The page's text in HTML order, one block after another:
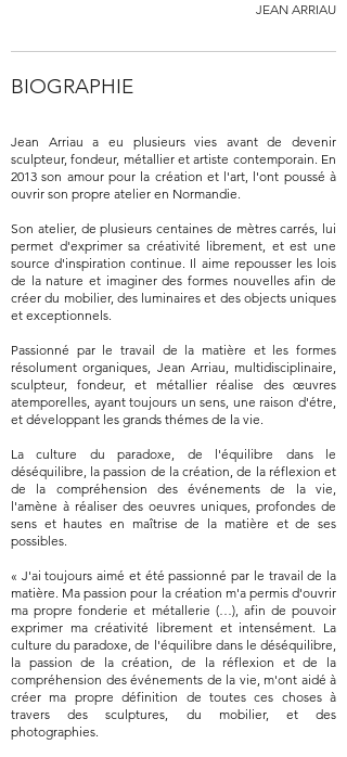
JEAN ARRIAU
BIOGRAPHIE
Jean Arriau a eu plusieurs vies avant de devenir
sculpteur, fondeur, métallier et artiste contemporain. En
2013 son amour pour la création et l'art, l'ont poussé à
ouvrir son propre atelier en Normandie.
Son atelier, de plusieurs centaines de mètres carrés, lui
permet d'exprimer sa créativité librement, et est une
source d'inspiration continue. Il aime repousser les lois
de la nature et imaginer des formes nouvelles afin de
créer du mobilier, des luminaires et des objects uniques
et exceptionnels.
Passionné par le travail de la matière et les formes
résolument organiques, Jean Arriau, multidisciplinaire,
sculpteur, fondeur, et métallier réalise des œuvres
atemporelles, ayant toujours un sens, une raison d'étre,
et développant les grands thémes de la vie.
La culture du paradoxe, de l'équilibre dans le
déséquilibre, la passion de la création, de la réflexion et
de la compréhension des événements de la vie,
l'amène à réaliser des oeuvres uniques, profondes de
sens et hautes en maîtrise de la matière et de ses
possibles.
« J'ai toujours aimé et été passionné par le travail de la
matière. Ma passion pour la création m'a permis d'ouvrir
ma propre fonderie et métallerie (…), afin de pouvoir
exprimer ma créativité librement et intensément. La
culture du paradoxe, de l'équilibre dans le déséquilibre,
la passion de la création, de la réflexion et de la
compréhension des événements de la vie, m'ont aidé à
créer ma propre définition de toutes ces choses à
travers des sculptures, du mobilier, et des
photographies.